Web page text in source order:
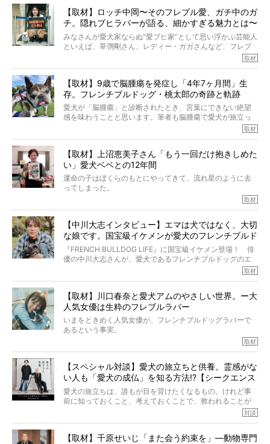
【取材】ロッチ中岡〜そのフレブル愛、ガチ中のガ
チ。隠れブヒラバーが語る、細かすぎる魅力とは〜
【前編】
みなさんが愛犬家ならぬ“愛ブヒ家”として思い浮かぶ芸能人
といえば、草彅剛さん、レディー・ガガさんなど、フレブ
ルを飼っている方が多いと思います。が、ロッチ中岡さん
も、じつは大のフレブルラバーだというのをご存知です
んのインスタグラムを覗くと、たくさんのフレブルアカウ
ントがフォローされていて、わが『FRENCH BULLDOG
LIFE』モデルのnicoやトーラスも、その中の一頭。
そんな中岡さんに、フレブルの魅力を語っていただきまし
た。そのブヒ愛っぷりは、思ってた以上！ ガチ中のガチ
取材
【取材】9歳で脳腫瘍を発症し「4年7ヶ月間」生
存。フレンチブルドッグ・桃太郎の奇跡と軌跡
愛犬が「脳腫瘍」と診断されたとき、言葉にできない絶望
感を味わうことと思います。筆者も脳腫瘍で愛犬が旅立っ
たひとり。だからこそ、どれほど厄介で困難な病気かを理
解をしているつもりです。「発症から1年生存すれば素晴ら
ところが、フレンチブルドッグの桃太郎は9歳で脳腫瘍を発
症し、なんと4年7ヶ月間も生き抜いたのです。旅立ったと
きの年齢は13歳と11ヶ月、レジェンド級のレジェンドでし
た。さらには、治療後3年間は一度も発作が起きなかったと
いいます。
この事実はフレンチブルドッグだけでなく、脳腫瘍と闘う
多くの犬たちに勇気と希望を与えるに違いありません。桃
太郎のオーナーである佐藤さんご夫婦に、治療の選択やケ
アについて詳しくお話しをうかがいました。
取材
【取材】上沼恵美子さん「もう一回だけ抱きしめた
い」愛犬ベベとの12年間
運命の子はぼくらのもとにやってきて、流れ星のように去
ってしまった。
けれども、ぼくらはそのことについて考えたいし、泣き出
り添いたいと思う。
その悲しみをいますぐ解消することはできないが、話をき
いて、泣いたり笑ったりするのもいいだろう。
こんな子だった、こんなにいい子だった、ほんとうに愛し
ていたと。
ぼくらは上沼恵美子さんのご自宅へ伺って、お話をきこう
と思った。
取材
【中川大志インタビュー】エマは犬ではなく、大切
な娘です。国宝級イケメンが愛犬のフレンチブルド
ッグと一緒に登場
『FRENCH BULLDOG LIFE』に国宝級イケメン登場！ 俳
優の中川大志さんが、愛犬であるフレンチブルドッグのエ
マちゃん（2歳の女の子）にメロメロとの情報を聞きつけ、
中川さんを直撃。そのフレブル愛をたっぷり語っていただ
カエピソードが次から次へと飛び出しました。
取材
【取材】川口春奈と愛犬アムのやさしい世界。ー大
人気女優は生粋のフレブルラバー
いまをときめく人気女優が、フレンチブルドッグラバーで
あるという事実。
とりを目の当たりにするほどに、そのフレンチブルドッグ
愛がわたしたちのそれとまったく同じであることに、なん
だかうれしくなってしまったのでした。
春奈さんとアムちゃんのすてきな暮らしを、BUHI編集長の
小西がいつくしみながら、切り取らせていただきます。
取材
【スペシャル対談】愛犬の旅立ちと供養。霊感がな
い人も「愛犬の成仏」を知る方法!?【シークエンス
はやとも×PELI】
愛犬の旅立ちは、誰もが目を背けたくなるもの。けれど事
前に知っておくこと、考えておくことで、救われることが
力をもつお笑い芸人「シークエンスはやとも」さんに、愛
対談
【取材】千原せいじ「また会う約束を」―動物専門